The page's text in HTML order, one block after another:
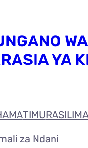
WA
YA
TIMU
za Ndani